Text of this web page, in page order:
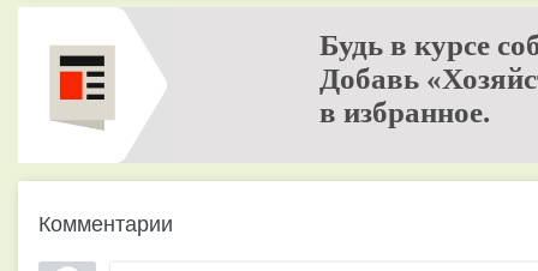
Будь в курсе
Добавь
в избранное.
Комментарии